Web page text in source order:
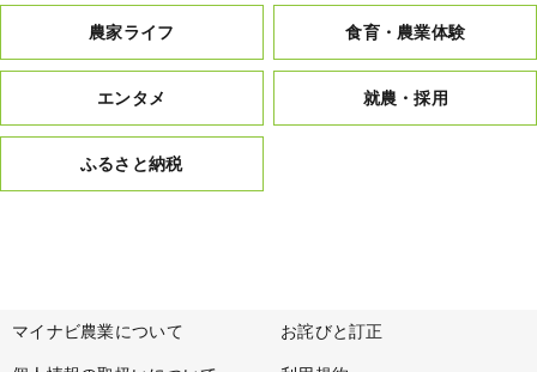
農家ライフ 食育・農業体験
エンタメ 就農・採用
ふるさと納税
マイナビ農業について お詫びと訂正